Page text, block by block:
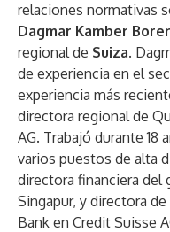
relaciones normativas
Dagmar Kamber
regional de Suiza.
de experiencia en el
experiencia más
directora regional de
AG. Trabajó durante 18
varios puestos de alta
directora financiera del
Singapur, y directora
Bank en Credit Suisse